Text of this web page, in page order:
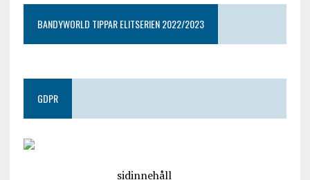
BANDYWORLD TIPPAR ELITSERIEN 2022/2023
GDPR
sidinnehåll